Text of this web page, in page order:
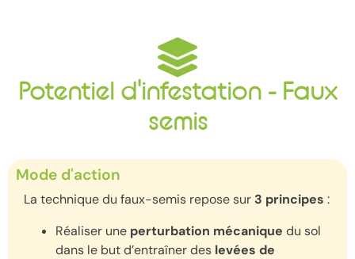
Potentiel d'infestation - Faux
semis
Mode d'action
La technique du faux-semis repose sur 3 principes :
Réaliser une perturbation mécanique du sol
dans le but d’entraîner des levées de